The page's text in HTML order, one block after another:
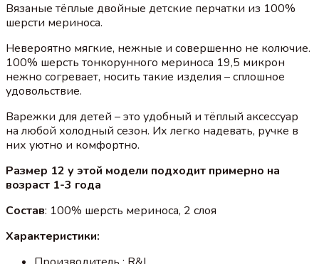
Вязаные тёплые двойные детские перчатки из 100%
шерсти мериноса.
Невероятно мягкие, нежные и совершенно не колючие.
100% шерсть тонкорунного мериноса 19,5 микрон
нежно согревает, носить такие изделия – сплошное
удовольствие.
Варежки для детей – это удобный и тёплый аксессуар
на любой холодный сезон. Их легко надевать, ручке в
них уютно и комфортно.
Размер 12 у этой модели подходит примерно на
возраст 1-3 года
Состав: 100% шерсть мериноса, 2 слоя
Характеристики: